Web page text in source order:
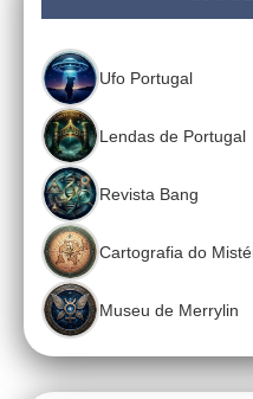
Ufo Portugal
Lendas de Portugal
Revista Bang
Cartografia do
Museu de Merrylin